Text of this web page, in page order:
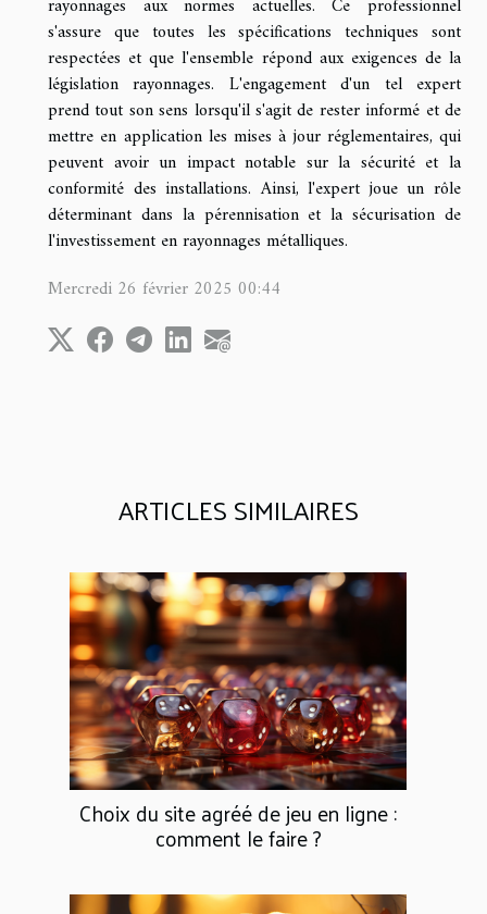
ARTICLES SIMILAIRES
Choix du site agréé de jeu en ligne :
comment le faire ?
rayonnages aux normes actuelles. Ce professionnel
s'assure que toutes les spécifications techniques sont
respectées et que l'ensemble répond aux exigences de la
législation rayonnages. L'engagement d'un tel expert
prend tout son sens lorsqu'il s'agit de rester informé et de
mettre en application les mises à jour réglementaires, qui
peuvent avoir un impact notable sur la sécurité et la
conformité des installations. Ainsi, l'expert joue un rôle
déterminant dans la pérennisation et la sécurisation de
l'investissement en rayonnages métalliques.
Mercredi 26 février 2025 00:44